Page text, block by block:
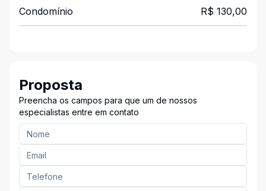
Condomínio R$ 130,00
Proposta
Preencha os campos para que um de nossos
especialistas entre em contato